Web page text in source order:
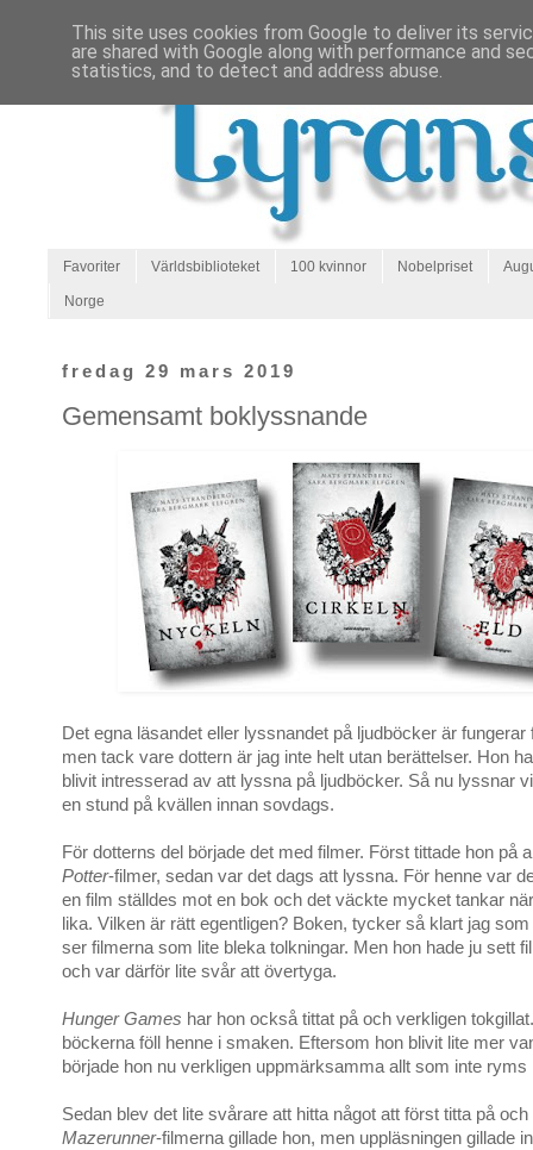
Favoriter Världsbiblioteket 100 kvinnor Nobelpriset
Norge
fredag 29 mars 2019
Gemensamt boklyssnande
Det egna läsandet eller lyssnandet på ljudböcker är fungerar
men tack vare dottern är jag inte helt utan berättelser. Hon
blivit intresserad av att lyssna på ljudböcker. Så nu lyssnar
en stund på kvällen innan sovdags.
För dotterns del började det med filmer. Först tittade hon på
Potter-filmer, sedan var det dags att lyssna. För henne var
en film ställdes mot en bok och det väckte mycket tankar
lika. Vilken är rätt egentligen? Boken, tycker så klart jag
ser filmerna som lite bleka tolkningar. Men hon hade ju sett
och var därför lite svår att övertyga.
Hunger Games har hon också tittat på och verkligen
böckerna föll henne i smaken. Eftersom hon blivit lite mer
började hon nu verkligen uppmärksamma allt som inte ryms
Sedan blev det lite svårare att hitta något att först titta på
Mazerunner-filmerna gillade hon, men uppläsningen gillade
This site uses cookies from Google to deliver its
are shared with Google along with performance and
statistics, and to detect and address abuse.